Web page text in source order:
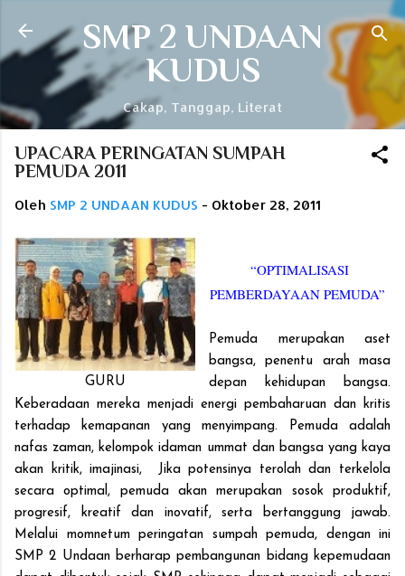
Langsung ke konten utama
SMP 2 UNDAAN
KUDUS
Cakap, Tanggap, Literat
UPACARA PERINGATAN SUMPAH
PEMUDA 2011
Oleh SMP 2 UNDAAN KUDUS - Oktober 28, 2011
GURU
“OPTIMALISASI
PEMBERDAYAAN PEMUDA”
Pemuda merupakan aset
bangsa, penentu arah masa
depan kehidupan bangsa.
Keberadaan mereka menjadi energi pembaharuan dan kritis
terhadap kemapanan yang menyimpang. Pemuda adalah
nafas zaman, kelompok idaman ummat dan bangsa yang kaya
akan kritik, imajinasi, Jika potensinya terolah dan terkelola
secara optimal, pemuda akan merupakan sosok produktif,
progresif, kreatif dan inovatif, serta bertanggung jawab.
Melalui momnetum peringatan sumpah pemuda, dengan ini
SMP 2 Undaan berharap pembangunan bidang kepemudaan